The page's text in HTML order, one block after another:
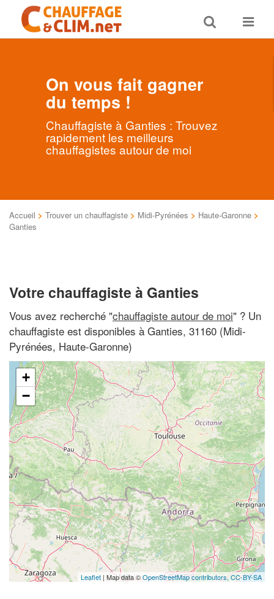
Toggle
search
Toggle
On vous fait gagner
du temps !
Chauffagiste à Ganties : Trouvez
rapidement les meilleurs
chauffagistes autour de moi
Accueil > Trouver un chauffagiste > Midi-Pyrénées > Haute-Garonne >
Ganties
Votre chauffagiste à Ganties
Vous avez recherché "chauffagiste autour de moi" ? Un
chauffagiste est disponibles à Ganties, 31160 (Midi-
Pyrénées, Haute-Garonne)
+
−
Leaflet | Map data ©OpenStreetMap contributors,CC-BY-SA